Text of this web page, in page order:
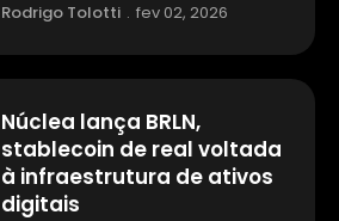
Rodrigo Tolotti . fev 02, 2026
Núclea lança BRLN,
stablecoin de real voltada
à infraestrutura de ativos
digitais